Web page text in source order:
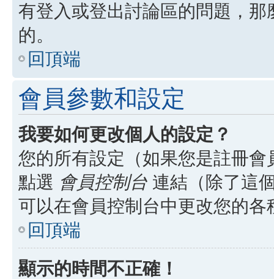
有登入或登出討論區的問題，
的。
回頂端
會員參數和設定
我要如何更改個人的設定？
您的所有設定（如果您是註冊
點選 會員控制台 連結（除了這
可以在會員控制台中更改您的各
回頂端
顯示的時間不正確！